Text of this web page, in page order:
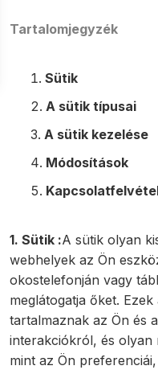
Tartalomjegyzék
Sütik
A sütik típusai
A sütik kezelése
Módosítások
1. Sütik :A sütik olyan
webhelyek az Ön
okostelefonján vagy
meglátogatja őket.
tartalmaznak az Ön és
interakciókról, és olyan
mint az Ön